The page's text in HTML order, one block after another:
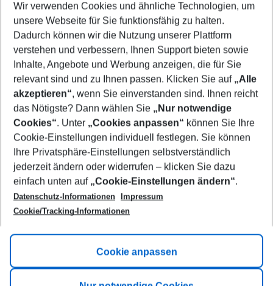
Select your date range
09/08/26–07/08/27 5-8 nights
Who will travel
2 adults No children
Show more filter
Footer
Footer navigation
Title A
Link A
Wir verwenden Cookies und ähnliche Technologien, um
unsere Webseite für Sie funktionsfähig zu halten.
Dadurch können wir die Nutzung unserer Plattform
verstehen und verbessern, Ihnen Support bieten sowie
Inhalte, Angebote und Werbung anzeigen, die für Sie
relevant sind und zu Ihnen passen. Klicken Sie auf „Alle
akzeptieren“, wenn Sie einverstanden sind. Ihnen reicht
das Nötigste? Dann wählen Sie „Nur notwendige
Cookies“. Unter „Cookies anpassen“ können Sie Ihre
Cookie-Einstellungen individuell festlegen. Sie können
Ihre Privatsphäre-Einstellungen selbstverständlich
jederzeit ändern oder widerrufen – klicken Sie dazu
einfach unten auf „Cookie-Einstellungen ändern“.
Datenschutz-Informationen
Impressum
Cookie/Tracking-Informationen
Cookie anpassen